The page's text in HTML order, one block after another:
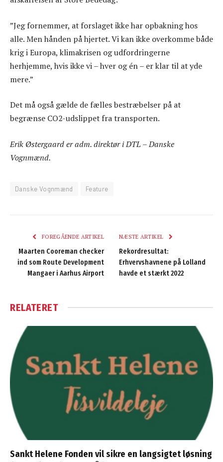
”Jeg fornemmer, at forslaget ikke har opbakning hos
alle. Men hånden på hjertet. Vi kan ikke overkomme både
krig i Europa, klimakrisen og udfordringerne
herhjemme, hvis ikke vi – hver og én – er klar til at yde
mere.”
Det må også gælde de fælles bestræbelser på at
begrænse CO2-udslippet fra transporten.
Erik Østergaard er adm. direktør i DTL – Danske
Vognmænd.
Danske Vognmænd Feature
FOREGÅENDE ARTIKEL
Maarten Cooreman checker
ind som Route Development
Mangaer i Aarhus Airport
NÆSTE ARTIKEL
Rekordresultat:
Erhvervshavnene på Lolland
havde et stærkt 2022
RELATERET
Sankt Helene Fonden vil sikre en langsigtet løsning